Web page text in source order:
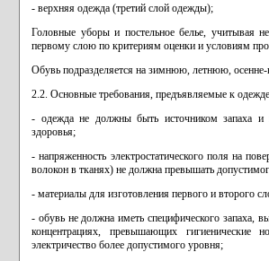
- верхняя одежда (третий слой одежды);
Головные уборы и постельное белье, учитывая
первому слою по критериям оценки и условиям
Обувь подразделяется на зимнюю, летнюю,
2.2. Основные требования, предъявляемые к
- одежда не должны быть источником запаха и
здоровья;
- напряженность электростатического поля на
волокон в тканях) не должна превышать
- материалы для изготовления первого и второго
- обувь не должна иметь специфического запаха,
концентрациях, превышающих гигиенические
электричество более допустимого уровня;